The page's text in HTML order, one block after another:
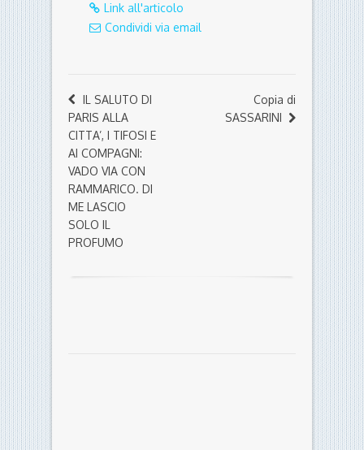
Link all'articolo
Condividi via email
IL SALUTO DI
PARIS ALLA
CITTA’, I TIFOSI E
AI COMPAGNI:
VADO VIA CON
RAMMARICO. DI
ME LASCIO
SOLO IL
PROFUMO
Copia di
SASSARINI